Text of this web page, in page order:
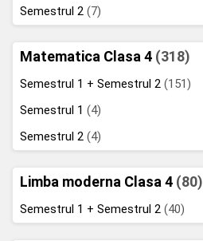
Semestrul 2 (7)
Matematica Clasa 4 (318)
Semestrul 1 + Semestrul 2 (151)
Semestrul 1 (4)
Semestrul 2 (4)
Limba moderna Clasa 4 (80)
Semestrul 1 + Semestrul 2 (40)